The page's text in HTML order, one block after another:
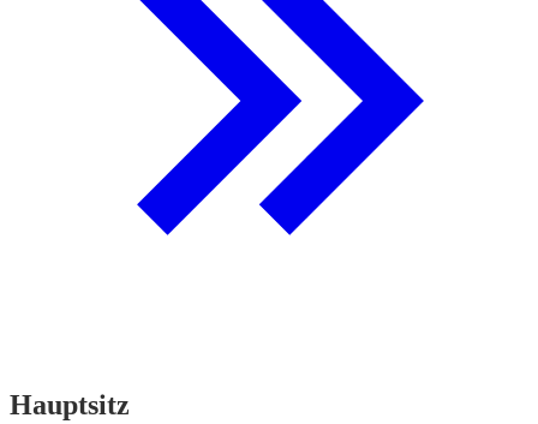
Hauptsitz